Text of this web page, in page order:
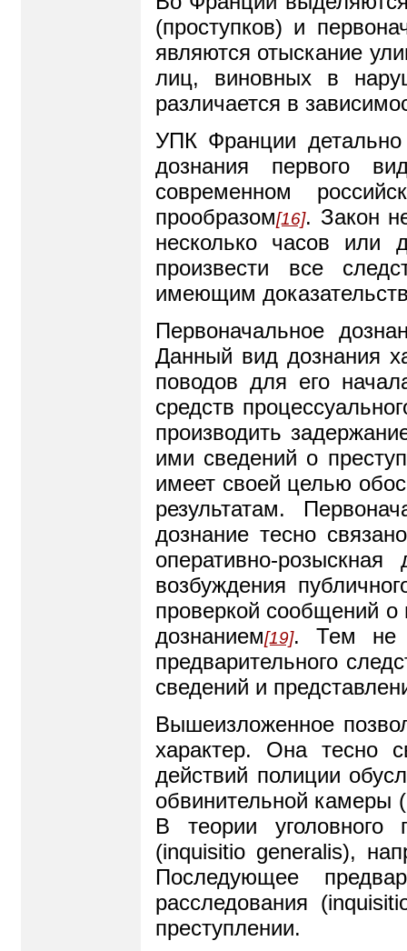
(проступков) и
являются отыскание
лиц, виновных в
различается в
УПК Франции детально
дознания первого
современном
прообразом[16]. Закон
несколько часов или
произвести все
имеющим
Первоначальное
Данный вид дознания
поводов для его
средств
производить
ими сведений о
имеет своей целью
результатам.
дознание тесно
оперативно-
возбуждения
проверкой сообщений о
дознанием[19]. Тем не
предварительного
сведений и
Вышеизложенное
характер. Она тесно
действий полиции
обвинительной камеры
В теории уголовного
(inquisitio generalis),
Последующее
расследования
преступлении.